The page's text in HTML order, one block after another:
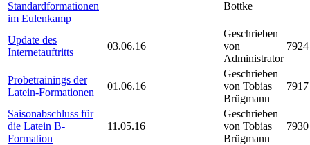
Standardformationen
im Eulenkamp
Bottke
Update des
Internetauftritts
03.06.16
Geschrieben
von
Administrator
7924
Probetrainings der
Latein-Formationen
01.06.16
Geschrieben
von Tobias
Brügmann
7917
Saisonabschluss für
die Latein B-
Formation
11.05.16
Geschrieben
von Tobias
Brügmann
7930